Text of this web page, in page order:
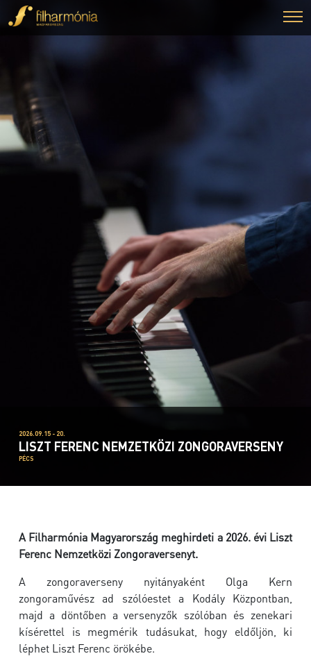
2026.09.15 - 20.
LISZT FERENC NEMZETKÖZI ZONGORAVERSENY
PÉCS
A Filharmónia Magyarország meghirdeti a 2026. évi Liszt
Ferenc Nemzetközi Zongoraversenyt.
A zongoraverseny nyitányaként Olga Kern
zongoraművész ad szólóestet a Kodály Központban,
majd a döntőben a versenyzők szólóban és zenekari
kísérettel is megmérik tudásukat, hogy eldőljön, ki
léphet Liszt Ferenc örökébe.